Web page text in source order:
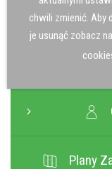
Plany
chwili zmienić. Aby
je usunąć zobacz